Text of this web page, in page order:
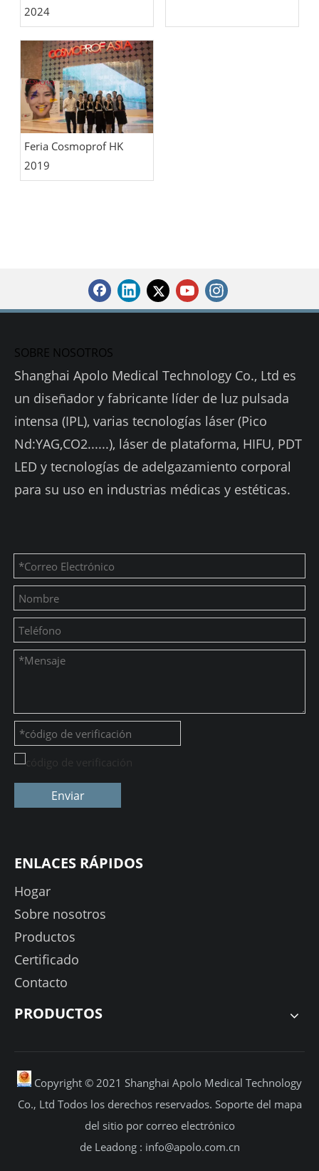
2024
Feria Cosmoprof HK
2019
SOBRE NOSOTROS
Shanghai Apolo Medical Technology Co., Ltd es
un diseñador y fabricante líder de luz pulsada
intensa (IPL), varias tecnologías láser (Pico
Nd:YAG,CO2......), láser de plataforma, HIFU, PDT
LED y tecnologías de adelgazamiento corporal
para su uso en industrias médicas y estéticas.
Enviar
ENLACES RÁPIDOS
Hogar
Sobre nosotros
Productos
Certificado
Contacto
PRODUCTOS
Copyright © 2021 Shanghai Apolo Medical Technology
Co., Ltd Todos los derechos reservados. Soporte del mapa
del sitio por correo electrónico
de Leadong : info@apolo.com.cn